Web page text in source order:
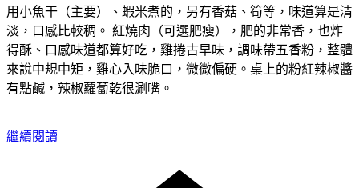
用小魚干（主要）、蝦米煮的，另有香菇、筍等，味道算是清
淡，口感比較稠。 紅燒肉（可選肥瘦），肥的非常香，也炸
得酥、口感味道都算好吃，雞捲古早味，調味帶五香粉，整體
來說中規中矩，雞心入味脆口，微微偏硬。桌上的粉紅辣椒醬
有點鹹，辣椒蘿蔔乾很涮嘴。
繼續閱讀